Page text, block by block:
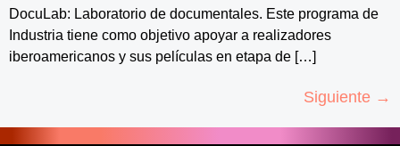
DocuLab: Laboratorio de documentales. Este programa de
Industria tiene como objetivo apoyar a realizadores
iberoamericanos y sus películas en etapa de […]
Siguiente →